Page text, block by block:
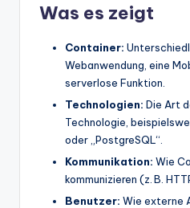
Was es zeigt
Container:
Webanwendung, eine
serverlose Funktion.
Technologien: Die Art
Technologie,
oder „PostgreSQL“.
Kommunikation: Wie
kommunizieren (z. B.
Benutzer: Wie externe